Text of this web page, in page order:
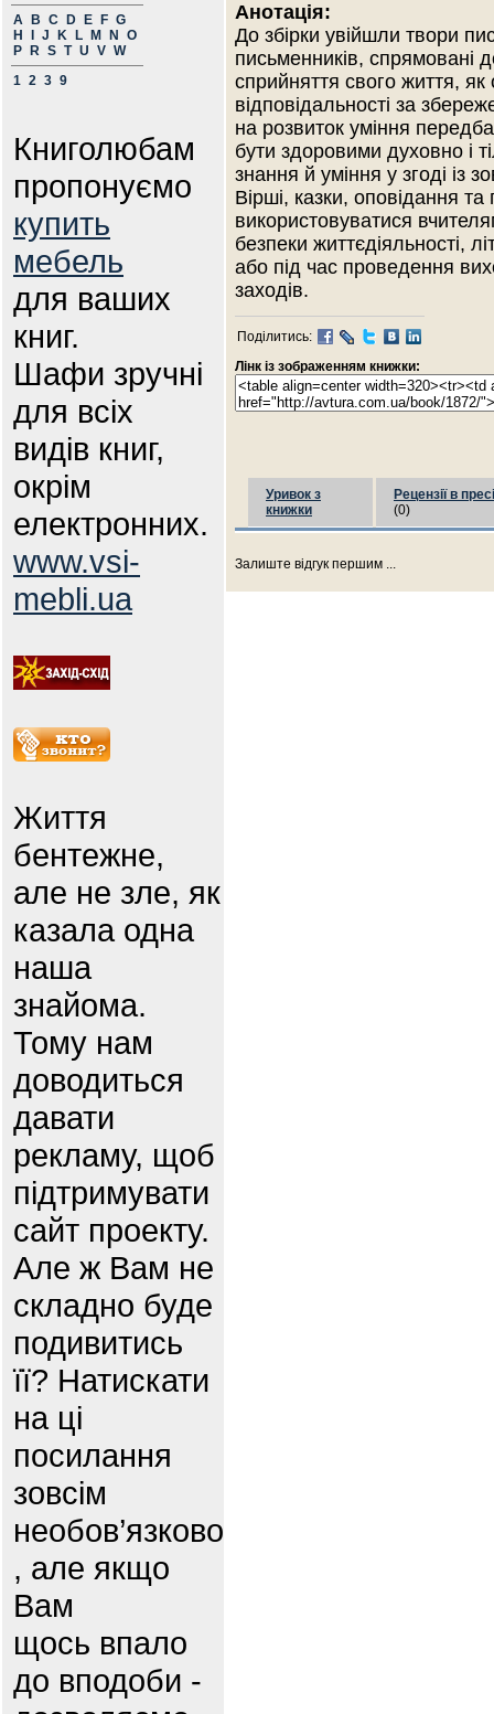
A
B C D E F G
H
J K L M N
O
P
R S T U V W
1 2 3 9
Книголюбам
пропонуємо
купить
мебель
для ваших
книг.
Шафи зручні
для всіх
видів книг,
окрім
електронних.
www.vsi-
mebli.ua
Життя
бентежне,
але не зле, як
казала одна
наша
знайома.
Тому нам
доводиться
давати
рекламу, щоб
підтримувати
сайт проекту.
Але ж Вам не
складно буде
подивитись
її? Натискати
на ці
посилання
зовсім
необов’язково
, але якщо
Вам
щось впало
до вподоби -
Анотація:
До збірки увійшли твори
письменників, спрямовані
сприйняття свого життя, як
відповідальності за
на розвиток уміння
бути здоровими духовно і
знання й уміння у згоді із
Вірші, казки, оповідання
використовуватися
безпеки життєдіяльності,
або під час проведення
заходів.
Поділитись:
Лінк із зображенням книжки:
Уривок з
книжки
Рецензії в пресі
(0)
Залиште відгук першим ...